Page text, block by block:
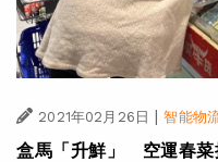
2021年02月26日 | 智能物
盒馬「升鮮」 空運春菜